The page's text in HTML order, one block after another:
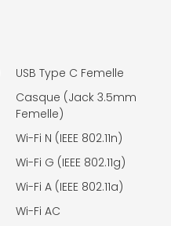
USB Type C Femelle
Casque (Jack 3.5mm
Femelle)
Wi-Fi N (IEEE 802.11n)
Wi-Fi G (IEEE 802.11g)
Wi-Fi A (IEEE 802.11a)
Wi-Fi AC